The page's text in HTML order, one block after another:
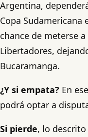
Argentina,
Copa
chance de meterse
Libertadores,
Bucaramanga.
¿Y si empata? En
podrá optar a
Si pierde, lo